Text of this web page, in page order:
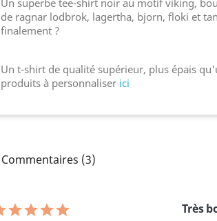
Un superbe tee-shirt noir au motif viking,
de ragnar lodbrok, lagertha, bjorn, floki et
finalement ?
Un t-shirt de qualité supérieur, plus épais
produits à personnaliser ici
Commentaires (3)
Très